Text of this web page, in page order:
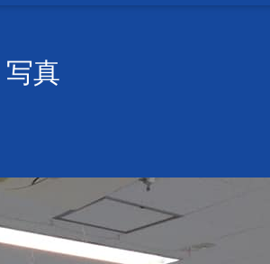
写真